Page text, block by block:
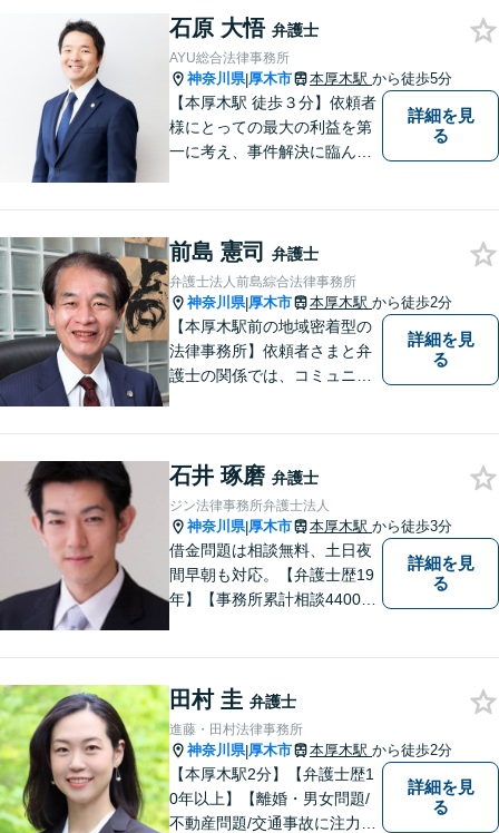
般民事…交通事故｜労働｜不
動産｜相続｜借金問題
石原 大悟 弁護士
AYU総合法律事務所
神奈川県|厚木市 本厚木駅 から徒歩5分
【本厚木駅 徒歩３分】依頼者
様にとっての最大の利益を第
一に考え、事件解決に臨んで
所を目指しております。
詳細を見
る
前島 憲司 弁護士
弁護士法人前島綜合法律事務所
神奈川県|厚木市 本厚木駅 から徒歩2分
【本厚木駅前の地域密着型の
法律事務所】依頼者さまと弁
護士の関係では、コミュニケ
B面談可】【本厚木駅1分】
詳細を見
る
石井 琢磨 弁護士
ジン法律事務所弁護士法人
神奈川県|厚木市 本厚木駅 から徒歩3分
借金問題は相談無料、土日夜
間早朝も対応。【弁護士歴19
年】【事務所累計相談4400件
男女問題
詳細を見
る
田村 圭 弁護士
進藤・田村法律事務所
神奈川県|厚木市 本厚木駅 から徒歩2分
【本厚木駅2分】【弁護士歴1
0年以上】【離婚・男女問題/
不動産問題/交通事故に注力】
詳細を見
る